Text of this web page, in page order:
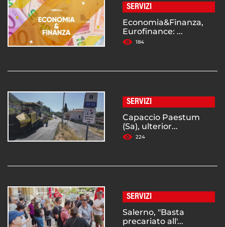
SERVIZI
Economia&Finanza,
Eurofinance: ...
184
SERVIZI
Capaccio Paestum
(Sa), ulterior...
224
SERVIZI
Salerno, "Basta
precariato all'...